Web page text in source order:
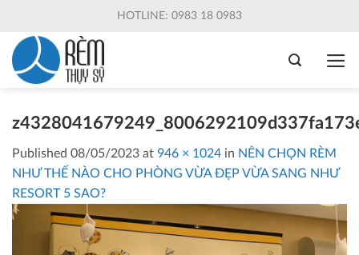
content
HOTLINE: 0983 18 0983
Published 08/05/2023 at 946 × 1024 in NÊN CHỌN RÈM
NHƯ THẾ NÀO CHO PHÒNG VỪA ĐẸP VỪA SANG NHƯ
RESORT 5 SAO?